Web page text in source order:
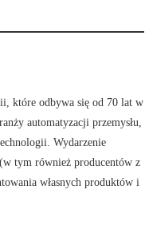
które odbywa się od 70 lat w
automatyzacji przemysłu,
Wydarzenie
tym również producentów z
własnych produktów i